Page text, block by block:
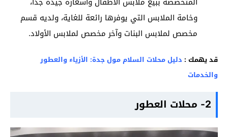
وخامة الملابس التي يوفرها رائعة للغاية، ولديه قسم
مخصص لملابس البنات وآخر مخصص لملابس الأولاد.
قد يهمك : دليل محلات السلام مول جدة: الأزياء والعطور
والخدمات
2- محلات العطور